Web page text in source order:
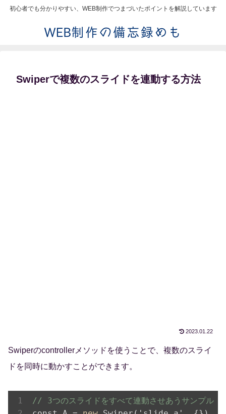
初心者でも分かりやすい、WEB制作でつまづいたポイントを解説しています
Swiperで複数のスライドを連動する方法
2023.01.22
Swiperのcontrollerメソッドを使うことで、複数のスライ
ドを同時に動かすことができます。
// 3つのスライドをすべて連動させあうサンプル